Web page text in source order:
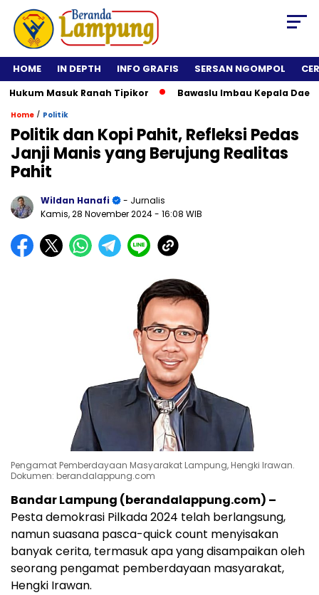
HOME IN DEPTH INFO GRAFIS SERSAN NGOMPOL
Masuk Ranah Tipikor Bawaslu Imbau Kepala Daerah
Home / Politik
Politik dan Kopi Pahit, Refleksi Pedas
Janji Manis yang Berujung Realitas
Pahit
Wildan Hanafi
- Jurnalis
Kamis, 28 November 2024- 16:08 WIB
Pengamat Pemberdayaan Masyarakat Lampung, Hengki Irawan.
Dokumen: berandalappung.com
Bandar Lampung (berandalappung.com) –
Pesta demokrasi Pilkada 2024 telah berlangsung,
namun suasana pasca-quick count menyisakan
banyak cerita, termasuk apa yang disampaikan oleh
seorang pengamat pemberdayaan masyarakat,
Hengki Irawan.